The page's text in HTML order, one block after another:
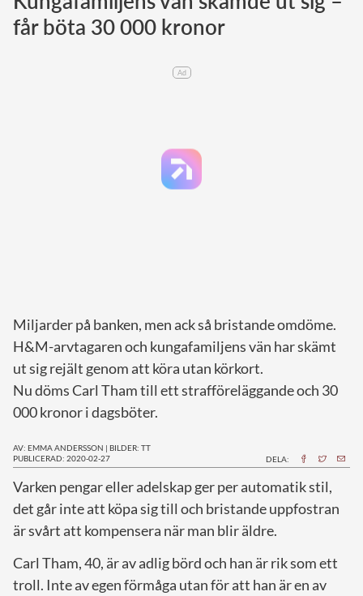
Norska kungahuset
Jordanska kungahuset
får böta 30 000 kronor
Ad
Miljarder på banken, men ack så bristande omdöme.
H&M-arvtagaren och kungafamiljens vän har skämt
ut sig rejält genom att köra utan körkort.
Nu döms Carl Tham till ett strafföreläggande och 30
000 kronor i dagsböter.
AV: EMMA ANDERSSON | BILDER: TT
PUBLICERAD: 2020-02-27
DELA:
Varken pengar eller adelskap ger per automatik stil,
det går inte att köpa sig till och bristande uppfostran
är svårt att kompensera när man blir äldre.
Carl Tham, 40, är av adlig börd och han är rik som ett
troll. Inte av egen förmåga utan för att han är en av